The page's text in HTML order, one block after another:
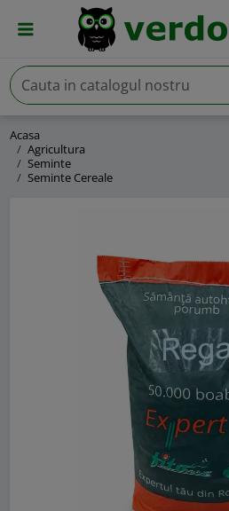
Acasa
Agricultura
Seminte
Seminte Cereale